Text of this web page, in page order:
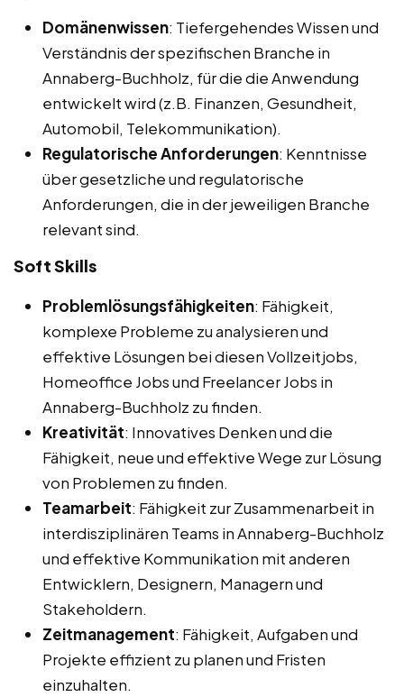
Domänenwissen: Tiefergehendes Wissen und
Verständnis der spezifischen Branche in
Annaberg-Buchholz, für die die Anwendung
entwickelt wird (z.B. Finanzen, Gesundheit,
Automobil, Telekommunikation).
Regulatorische Anforderungen: Kenntnisse
über gesetzliche und regulatorische
Anforderungen, die in der jeweiligen Branche
relevant sind.
Soft Skills
Problemlösungsfähigkeiten: Fähigkeit,
komplexe Probleme zu analysieren und
effektive Lösungen bei diesen Vollzeitjobs,
Homeoffice Jobs und Freelancer Jobs in
Annaberg-Buchholz zu finden.
Kreativität: Innovatives Denken und die
Fähigkeit, neue und effektive Wege zur Lösung
von Problemen zu finden.
Teamarbeit: Fähigkeit zur Zusammenarbeit in
interdisziplinären Teams in Annaberg-Buchholz
und effektive Kommunikation mit anderen
Entwicklern, Designern, Managern und
Stakeholdern.
Zeitmanagement: Fähigkeit, Aufgaben und
Projekte effizient zu planen und Fristen
einzuhalten.